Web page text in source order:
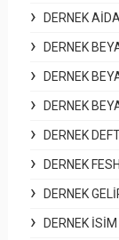
DERNEK
DERNEK
DERNEK
DERNEK
DERNEK
DERNEK
DERNEK
DERNEK